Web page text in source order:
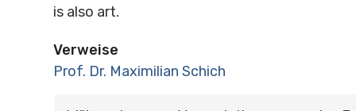
is also art.
Verweise
Prof. Dr. Maximilian Schich